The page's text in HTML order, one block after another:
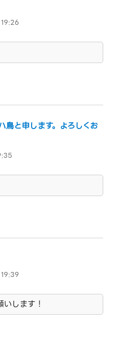
鳥と申します。よろしくお
します！